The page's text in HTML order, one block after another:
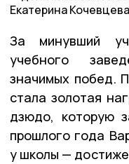
Екатерина
За минувший
учебного
значимых побед.
стала золотая
дзюдо, которую
прошлого года
у школы —